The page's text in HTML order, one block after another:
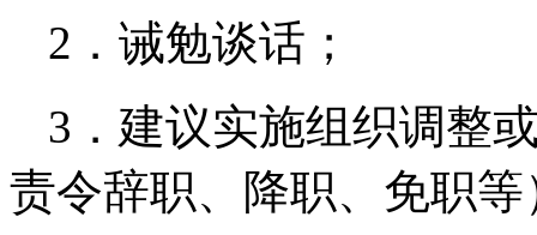
2．诫勉谈话；
3．建议实施组织调整
责令辞职、降职、免职等